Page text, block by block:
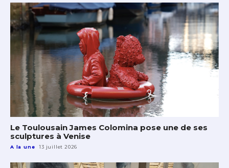
Le Toulousain James Colomina pose une de ses
sculptures à Venise
A la une 13 juillet 2026